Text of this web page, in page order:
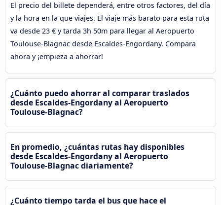
El precio del billete dependerá, entre otros factores, del día
y la hora en la que viajes. El viaje más barato para esta ruta
va desde 23 € y tarda 3h 50m para llegar al Aeropuerto
Toulouse-Blagnac desde Escaldes-Engordany. Compara
ahora y ¡empieza a ahorrar!
¿Cuánto puedo ahorrar al comparar traslados
desde Escaldes-Engordany al Aeropuerto
Toulouse-Blagnac?
En promedio, ¿cuántas rutas hay disponibles
desde Escaldes-Engordany al Aeropuerto
Toulouse-Blagnac diariamente?
¿Cuánto tiempo tarda el bus que hace el